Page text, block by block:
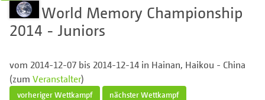
World Memory Championship
2014 - Juniors
vom 2014-12-07 bis 2014-12-14 in Hainan, Haikou - China
(zum Veranstalter)
vorheriger Wettkampf nächster Wettkampf